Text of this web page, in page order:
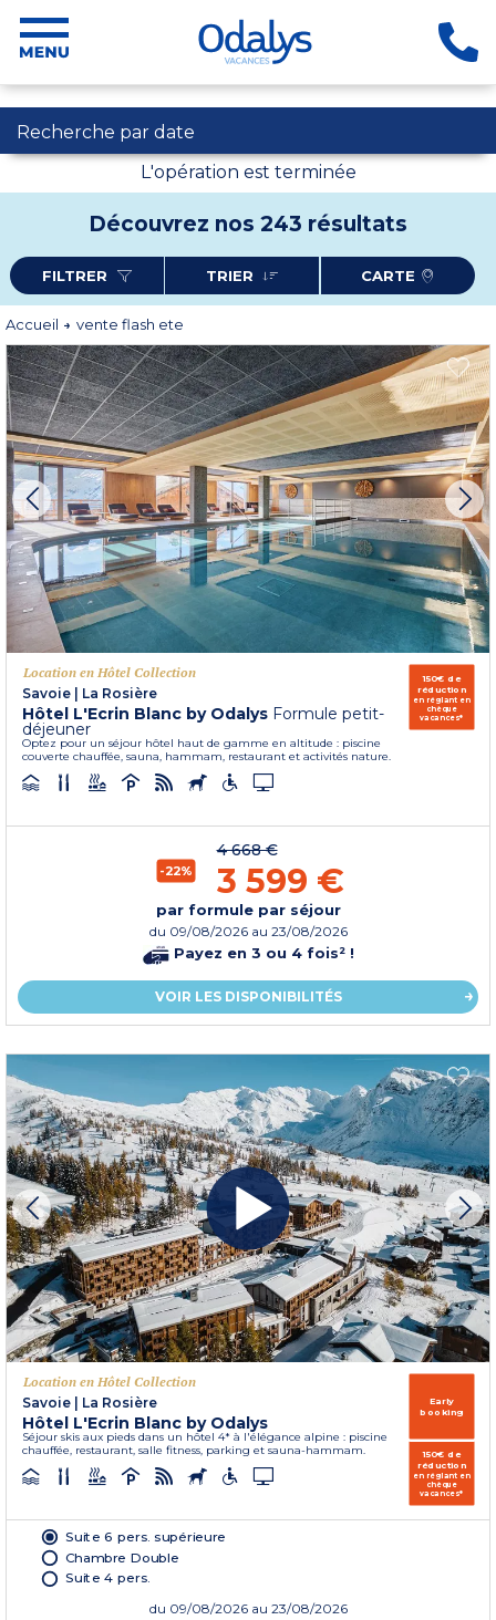
Recherche par date
L'opération est terminée
Découvrez nos 243 résultats
FILTRER TRIER CARTE
Accueil vente flash ete
Location en Hôtel Collection
Savoie
La Rosière
Hôtel L'Ecrin Blanc by Odalys Formule petit-
déjeuner
Optez pour un séjour hôtel haut de gamme en altitude : piscine
couverte chauffée, sauna, hammam, restaurant et activités nature.
150€ de
réduction
en réglant en
chèque
vacances*
-22%
4 668 €
3 599 €
par formule par séjour
du 09/08/2026 au 23/08/2026
Payez en 3 ou 4 fois² !
VOIR LES DISPONIBILITÉS
Location en Hôtel Collection
Savoie
La Rosière
Hôtel L'Ecrin Blanc by Odalys
Séjour skis aux pieds dans un hôtel 4* à l'élégance alpine : piscine
chauffée, restaurant, salle fitness, parking et sauna-hammam.
Early
booking
150€ de
réduction
en réglant en
chèque
vacances*
Suite 6 pers. supérieure
Chambre Double
Suite 4 pers.
du 09/08/2026 au 23/08/2026